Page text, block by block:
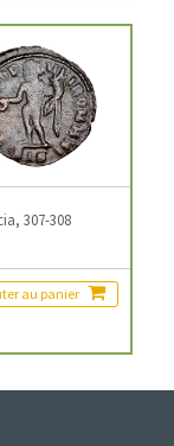
307-308
au panier